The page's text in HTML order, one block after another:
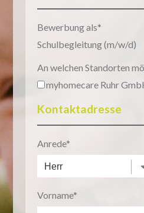
Bewerbung als
Schulbegleitung (m/w/d)
An welchen Standorten
myhomecare Ruhr
Kontaktadresse
Anrede
Vorname